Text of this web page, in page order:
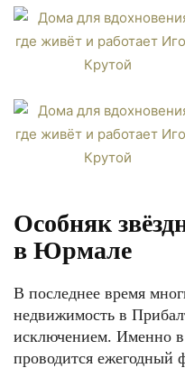
Особняк
в Юрмале
В последнее время
недвижимость в
исключением. Именно
проводится ежегодный